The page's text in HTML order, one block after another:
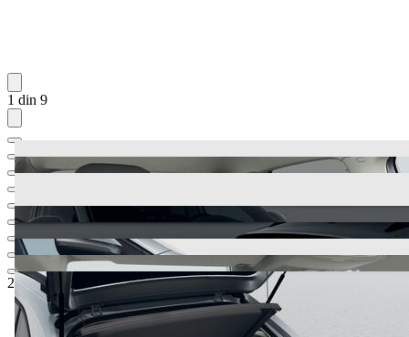
1 din 9
24.305,67 €